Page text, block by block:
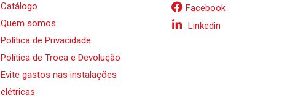
Catálogo
Quem somos
Política de Privacidade
Política de Troca e Devolução
Evite gastos nas instalações
elétricas
Facebook
Linkedin